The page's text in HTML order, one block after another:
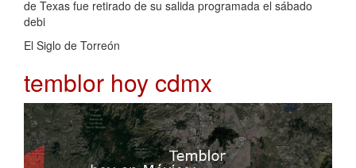
de Texas fue retirado de su salida programada el sábado
debi
El Siglo de Torreón
temblor hoy cdmx